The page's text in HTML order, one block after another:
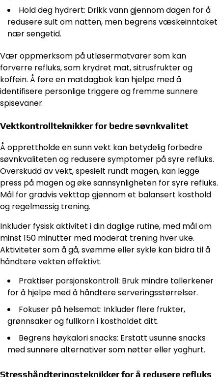
Hold deg hydrert: Drikk vann gjennom dagen for å
redusere sult om natten, men begrens væskeinntaket
nær sengetid.
Vær oppmerksom på utløsermatvarer som kan
forverre refluks, som krydret mat, sitrusfrukter og
koffein. Å føre en matdagbok kan hjelpe med å
identifisere personlige triggere og fremme sunnere
spisevaner.
Vektkontrollteknikker for bedre søvnkvalitet
Å opprettholde en sunn vekt kan betydelig forbedre
søvnkvaliteten og redusere symptomer på syre refluks.
Overskudd av vekt, spesielt rundt magen, kan legge
press på magen og øke sannsynligheten for syre refluks.
Mål for gradvis vekttap gjennom et balansert kosthold
og regelmessig trening.
Inkluder fysisk aktivitet i din daglige rutine, med mål om
minst 150 minutter med moderat trening hver uke.
Aktiviteter som å gå, svømme eller sykle kan bidra til å
håndtere vekten effektivt.
Praktiser porsjonskontroll: Bruk mindre tallerkener
for å hjelpe med å håndtere serveringsstørrelser.
Fokuser på helsemat: Inkluder flere frukter,
grønnsaker og fullkorn i kostholdet ditt.
Begrens høykalori snacks: Erstatt usunne snacks
med sunnere alternativer som nøtter eller yoghurt.
Stresshåndteringsteknikker for å redusere refluks